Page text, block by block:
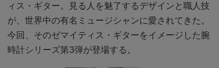
ィス・ギター。見る人を魅了するデザインと職人技
が、世界中の有名ミュージシャンに愛されてきた。
今回、そのゼマイティス・ギターをイメージした腕
時計シリーズ第3弾が登場する。